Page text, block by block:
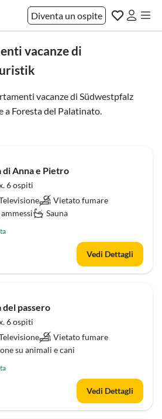
Diventa un ospite
vacanze di
vacanze di Südwestpfalz
a Foresta del Palatinato.
di Anna e Pietro
6 ospiti
Vietato fumare
Sauna
Vedi Dettagli
del passero
6 ospiti
Vietato fumare
su animali e cani
Vedi Dettagli